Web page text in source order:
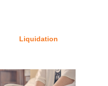
Liquidation